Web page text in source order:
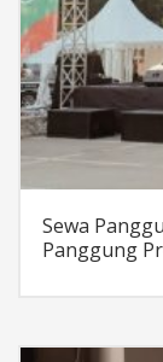
Sewa
Panggung